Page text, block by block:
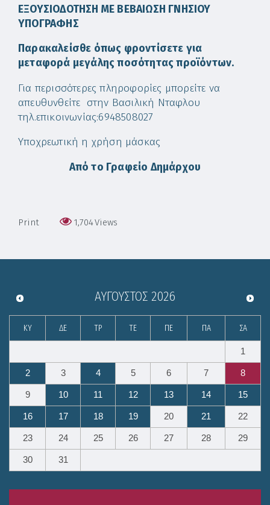
ΕΞΟΥΣΙΟΔΟΤΗΣΗ ΜΕ ΒΕΒΑΙΩΣΗ ΓΝΗΣΙΟΥ
ΥΠΟΓΡΑΦΗΣ
Παρακαλείσθε όπως φροντίσετε για
μεταφορά μεγάλης ποσότητας προϊόντων.
Για περισσότερες πληροφορίες μπορείτε να
απευθυνθείτε στην Βασιλική Νταφλου
τηλ.επικοινωνίας:6948508027
Υποχρεωτική η χρήση μάσκας
Από το Γραφείο Δημάρχου
Print 1,704Views
ΑΎΓΟΥΣΤΟΣ 2026
ΚΥ ΔΕ ΤΡ ΤΕ ΠΕ ΠΑ ΣΑ
1
2 3 4 5 6 7 8
9 10 11 12 13 14 15
16 17 18 19 20 21 22
23 24 25 26 27 28 29
30 31